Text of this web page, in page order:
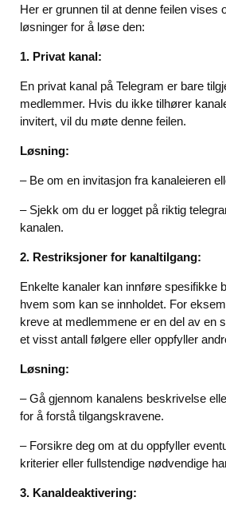
Her er grunnen til at denne feilen vises
løsninger for å løse den:
1. Privat kanal:
En privat kanal på Telegram er bare
medlemmer. Hvis du ikke tilhører
invitert, vil du møte denne feilen.
Løsning:
– Be om en invitasjon fra kanaleieren
– Sjekk om du er logget på riktig
kanalen.
2. Restriksjoner for kanaltilgang:
Enkelte kanaler kan innføre spesifikke
hvem som kan se innholdet. For
kreve at medlemmene er en del av en
et visst antall følgere eller oppfyller
Løsning:
– Gå gjennom kanalens beskrivelse
for å forstå tilgangskravene.
– Forsikre deg om at du oppfyller
kriterier eller fullstendige nødvendige
3. Kanaldeaktivering: